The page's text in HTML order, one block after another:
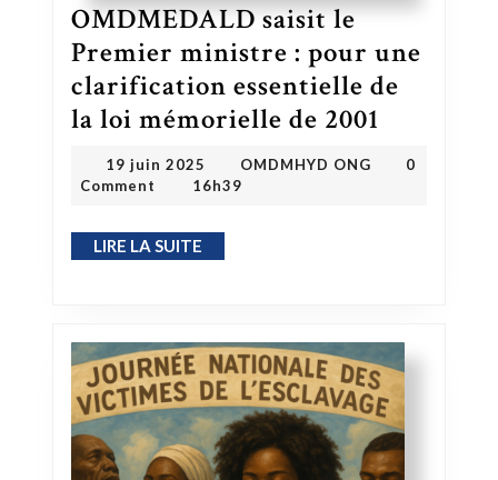
OMDMEDALD saisit le
Premier ministre : pour une
clarification essentielle de
la loi mémorielle de 2001
19 juin 2025 19 juin 2025OMDMHYD ONG
0
Comment
16h39
LIRE LA SUITE